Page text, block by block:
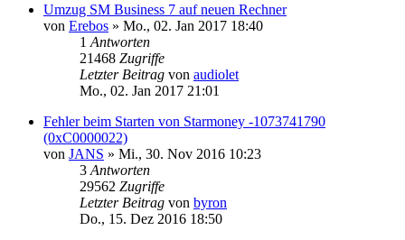
Umzug SM Business 7 auf neuen Rechner
von Erebos » Mo., 02. Jan 2017 18:40
1 Antworten
21468 Zugriffe
Letzter Beitrag von audiolet
Mo., 02. Jan 2017 21:01
Fehler beim Starten von Starmoney -1073741790
(0xC0000022)
von JANS » Mi., 30. Nov 2016 10:23
3 Antworten
29562 Zugriffe
Letzter Beitrag von byron
Do., 15. Dez 2016 18:50